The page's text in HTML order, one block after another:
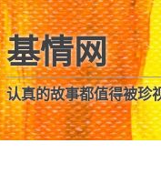
基情网
认真的故事都值得被珍